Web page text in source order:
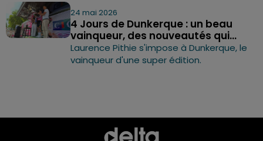
24 mai 2026
4 Jours de Dunkerque : un beau
vainqueur, des nouveautés qui...
Laurence Pithie s'impose à Dunkerque, le
vainqueur d'une super édition.